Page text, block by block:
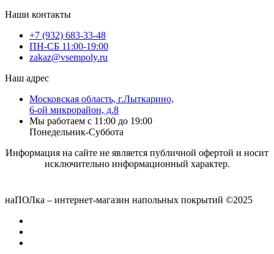
Наши контакты
+7 (932) 683-33-48
ПН-СБ 11:00-19:00
zakaz@vsempoly.ru
Наш адрес
Московская область, г.Лыткарино,
6-ой микрорайон, д.8
Мы работаем с 11:00 до 19:00
Понедельник-Суббота
Информация на сайте не является публичной офертой и носит
исключительно информационный характер.
наПОЛка – интернет-магазин напольных покрытий ©2025